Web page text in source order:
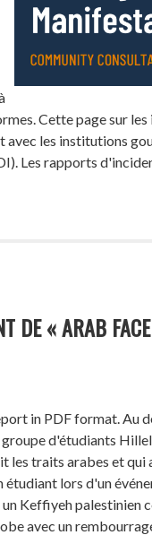
Cette page sur les
les institutions
Les rapports
DE « ARAB
in PDF format. Au
d'étudiants
les traits arabes et qui
étudiant lors d'un
Keffiyeh palestinien
avec un